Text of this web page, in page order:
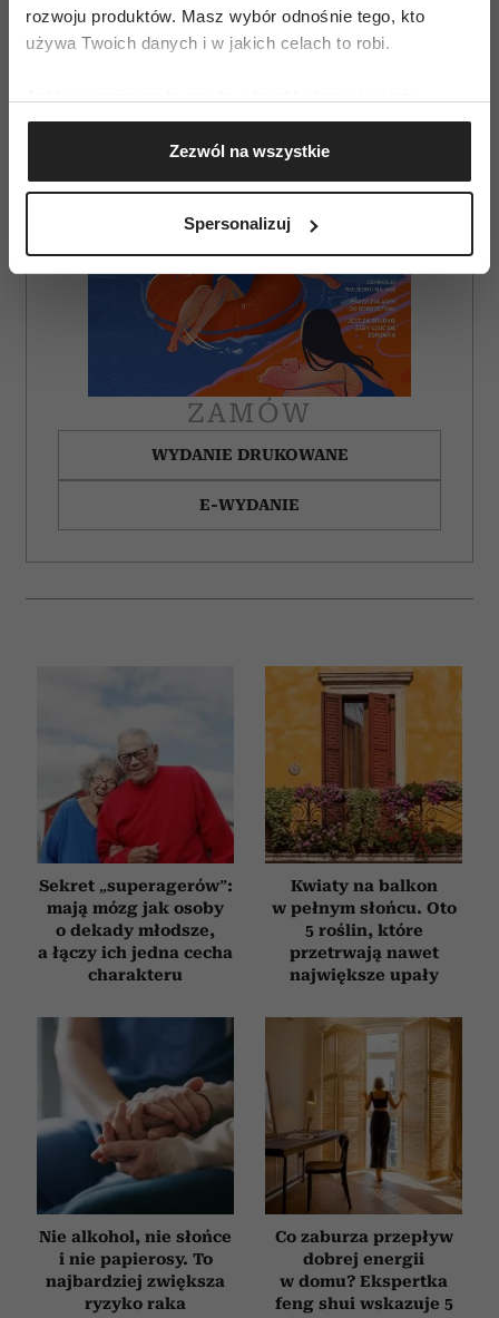
rozwoju produktów. Masz wybór odnośnie tego, kto
używa Twoich danych i w jakich celach to robi.
Gromadzić dane dotyczące Twojej lokalizacji
geograficznej z dokładnością nawet do kilku metrów
Identyfikować Twoje urządzenie, aktywnie
(fingerprinting, czyli wirtualny odcisk palca)
dane są przetwarzane oraz ustaw własne preferencje w
sekcji szczegółów. W Deklaracji plików cookie możesz
zmienić lub wycofać swoją zgodę w dowolnej chwili.
Wykorzystujemy pliki cookie do spersonalizowania treści
i reklam, aby oferować funkcje społecznościowe i
analizować ruch w naszej witrynie. Informacje o tym, jak
korzystasz z naszej witryny, udostępniamy partnerom
społecznościowym, reklamowym i analitycznym.
Partnerzy mogą połączyć te informacje z innymi danymi
otrzymanymi od Ciebie lub uzyskanymi podczas
Zezwól na wszystkie
Spersonalizuj
ZAMÓW
WYDANIE DRUKOWANE
E-WYDANIE
Sekret „superagerów”:
mają mózg jak osoby
o dekady młodsze,
a łączy ich jedna cecha
charakteru
Kwiaty na balkon
w pełnym słońcu. Oto
5 roślin, które
przetrwają nawet
największe upały
Nie alkohol, nie słońce
i nie papierosy. To
najbardziej zwiększa
ryzyko raka
Co zaburza przepływ
dobrej energii
w domu? Ekspertka
feng shui wskazuje 5